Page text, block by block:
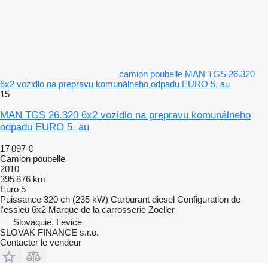
camion poubelle MAN TGS 26.320
6x2 vozidlo na prepravu komunálneho odpadu EURO 5, au
15
MAN TGS 26.320 6x2 vozidlo na prepravu komunálneho
odpadu EURO 5, au
17 097 €
Camion poubelle
2010
395 876 km
Euro 5
Puissance 320 ch (235 kW) Carburant diesel Configuration de
l'essieu 6x2 Marque de la carrosserie Zoeller
Slovaquie, Levice
SLOVAK FINANCE s.r.o.
Contacter le vendeur